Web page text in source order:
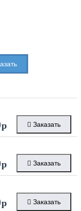
р Заказать
р Заказать
р Заказать